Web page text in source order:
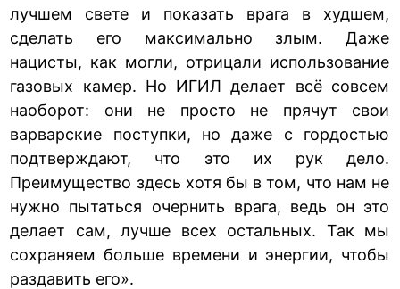
лучшем свете и показать врага в худшем,
сделать его максимально злым. Даже
нацисты, как могли, отрицали использование
газовых камер. Но ИГИЛ делает всё совсем
наоборот: они не просто не прячут свои
варварские поступки, но даже с гордостью
подтверждают, что это их рук дело.
Преимущество здесь хотя бы в том, что нам не
нужно пытаться очернить врага, ведь он это
делает сам, лучше всех остальных. Так мы
сохраняем больше времени и энергии, чтобы
раздавить его».